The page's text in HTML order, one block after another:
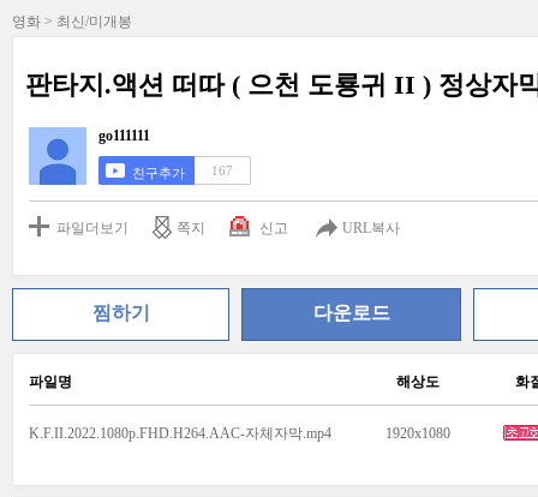
영화 > 최신/미개봉
판타지.액션 떠따 ( 으천 도룡귀 II ) 정상자
go111111
친구추가 167
파일더보기 쪽지 신고 URL복사
찜하기 다운로드
파일명 해상도 화
K.F.II.2022.1080p.FHD.H264.AAC-자체자막.mp4 1920x1080